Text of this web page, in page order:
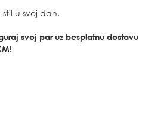
u svoj dan.
svoj par uz besplatnu dostavu